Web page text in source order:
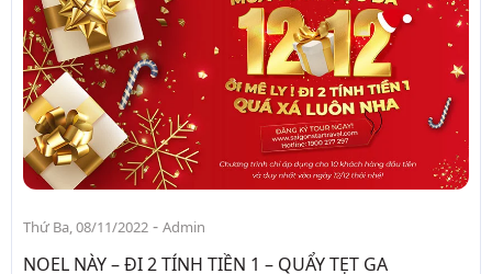
Thứ Ba, 08/11/2022 - Admin
NOEL NÀY – ĐI 2 TÍNH TIỀN 1 – QUẨY TẸT GA